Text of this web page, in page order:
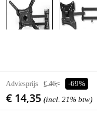
Adviesprijs € 46,- -69%
€ 14,35 (incl. 21% btw)